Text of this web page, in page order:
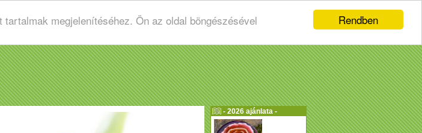
Rendben
megjelenítéséhez. Ön az oldal böngészésével
- 2026 ajánlata -